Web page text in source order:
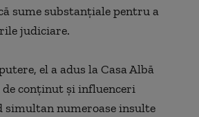
sume substanţiale pentru a
judiciare.
el a adus la Casa Albă
conţinut şi influenceri
simultan numeroase insulte